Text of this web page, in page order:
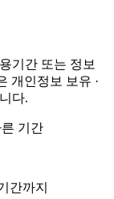
기간 또는 정보
개인정보 보유 ·
다.
기간
간까지